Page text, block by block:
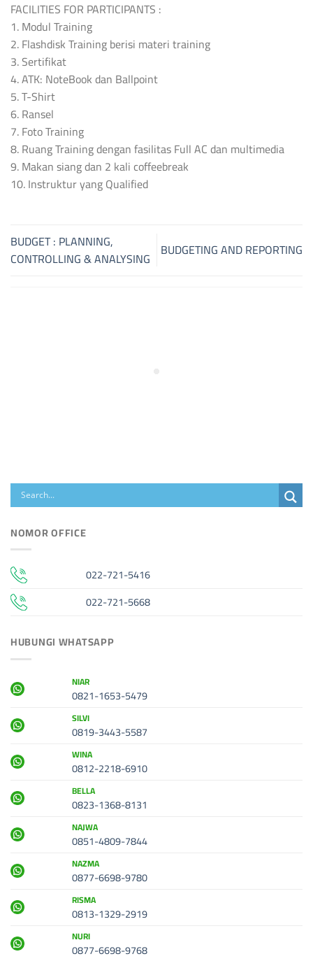
FACILITIES FOR PARTICIPANTS :
1. Modul Training
2. Flashdisk Training berisi materi training
3. Sertifikat
4. ATK: NoteBook dan Ballpoint
5. T-Shirt
6. Ransel
7. Foto Training
8. Ruang Training dengan fasilitas Full AC dan multimedia
9. Makan siang dan 2 kali coffeebreak
10. Instruktur yang Qualified
BUDGET : PLANNING,
CONTROLLING & ANALYSING BUDGETING AND REPORTING
NOMOR OFFICE
022-721-5416
022-721-5668
HUBUNGI WHATSAPP
NIAR
0821-1653-5479
SILVI
0819-3443-5587
WINA
0812-2218-6910
BELLA
0823-1368-8131
NAJWA
0851-4809-7844
NAZMA
0877-6698-9780
RISMA
0813-1329-2919
NURI
0877-6698-9768